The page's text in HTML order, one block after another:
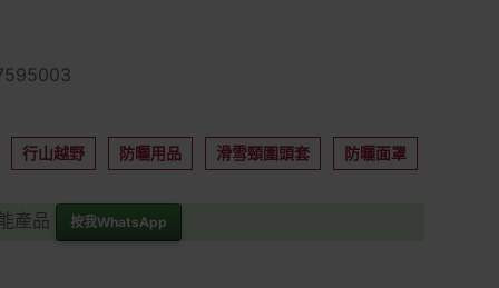
行山越野 防曬用品 滑雪頸圍頭套 防曬面罩
產品 按我WhatsApp